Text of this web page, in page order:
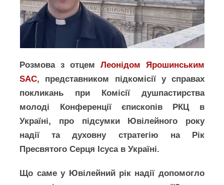
Розмова з отцем Леонідом Ярошинським
SAC, представником підкомісії у справах
покликань при Комісії душпастирства
молоді Конференції єпископів РКЦ в
Україні, про підсумки Ювілейного року
надії та духовну стратегію на Рік
Пресвятого Серця Ісуса в Україні.
Що саме у Ювілейний рік надії допомогло